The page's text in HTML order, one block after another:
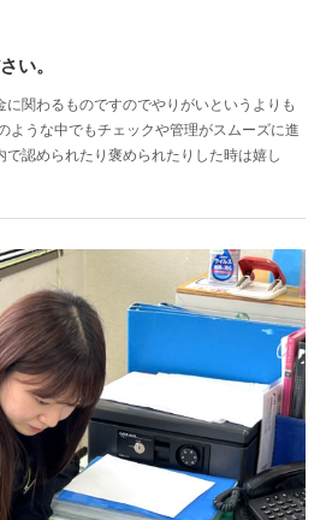
い。
関わるものですのでやりがいというよりも
ような中でもチェックや管理がスムーズに進
で認められたり褒められたりした時は嬉し